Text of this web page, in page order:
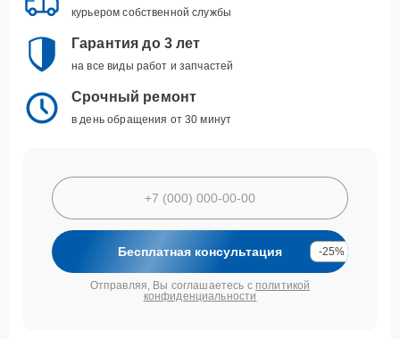
курьером собственной службы
Гарантия до 3 лет
на все виды работ и запчастей
Срочный ремонт
в день обращения от 30 минут
Бесплатная консультация -25%
Отправляя, Вы соглашаетесь с политикой
конфиденциальности